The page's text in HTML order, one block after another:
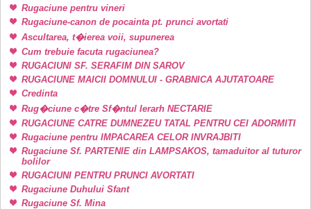
Rugaciune pentru vineri
Rugaciune-canon de pocainta pt. prunci avortati
Ascultarea, t�ierea voii, supunerea
Cum trebuie facuta rugaciunea?
RUGACIUNI SF. SERAFIM DIN SAROV
RUGACIUNE MAICII DOMNULUI - GRABNICA AJUTATOARE
Credinta
Rug�ciune c�tre Sf�ntul Ierarh NECTARIE
RUGACIUNE CATRE DUMNEZEU TATAL PENTRU CEI ADORMITI
Rugaciune pentru IMPACAREA CELOR INVRAJBITI
Rugaciune Sf. PARTENIE din LAMPSAKOS, tamaduitor al tuturor
bolilor
RUGACIUNI PENTRU PRUNCI AVORTATI
Rugaciune Duhului Sfant
Rugaciune Sf. Mina